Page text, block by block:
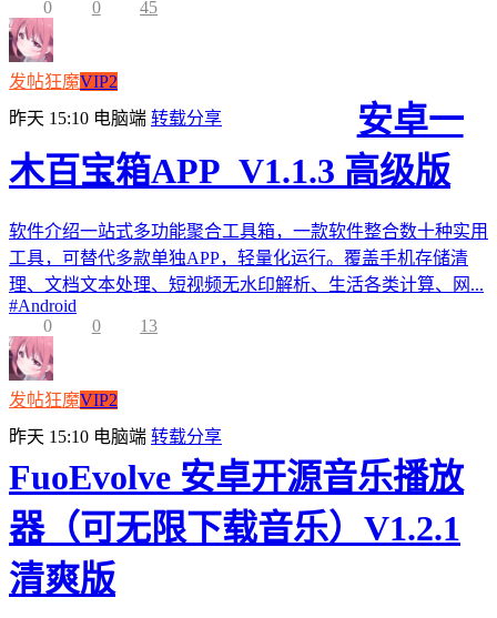
0
0 45
发帖狂魔VIP2
昨天 15:10 电脑端 转载分享
安卓一
木百宝箱APP_V1.1.3 高级版
软件介绍一站式多功能聚合工具箱，一款软件整合数十种实用
工具，可替代多款单独APP，轻量化运行。覆盖手机存储清
理、文档文本处理、短视频无水印解析、生活各类计算、网...
#Android
0
0 13
发帖狂魔VIP2
昨天 15:10 电脑端 转载分享
FuoEvolve 安卓开源音乐播放
器（可无限下载音乐）V1.2.1
清爽版